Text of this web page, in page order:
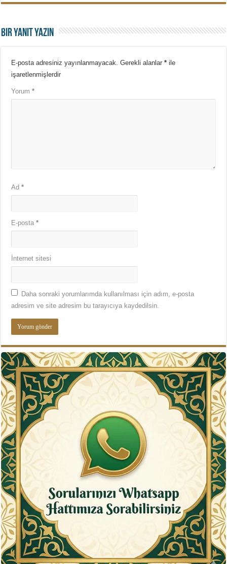
Bir yanıt yazın
E-posta adresiniz yayınlanmayacak. Gerekli alanlar* ile
işaretlenmişlerdir
Yorum*
Ad*
E-posta*
İnternet sitesi
Daha sonraki yorumlarımda kullanılması için adım, e-posta
adresim ve site adresim bu tarayıcıya kaydedilsin.